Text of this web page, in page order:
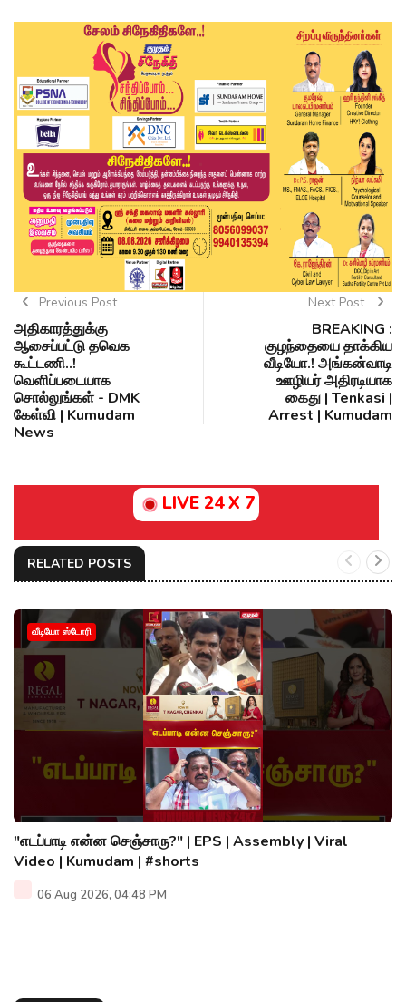
Previous Post
அதிகாரத்துக்கு
ஆசைப்பட்டு தவெக
கூட்டணி..!
வெளிப்படையாக
சொல்லுங்கள் - DMK
கேள்வி | Kumudam
News
Next Post
BREAKING :
குழந்தையை தாக்கிய
வீடியோ.! அங்கன்வாடி
ஊழியர் அதிரடியாக
கைது | Tenkasi |
Arrest | Kumudam
LIVE 24 X 7
RELATED POSTS
வீடியோ ஸ்டோரி
"எடப்பாடி என்ன செஞ்சாரு?" | EPS | Assembly | Viral
Video | Kumudam | #shorts
06 Aug 2026, 04:48 PM